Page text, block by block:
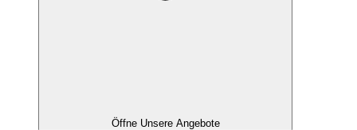
Öffne Unsere Angebote